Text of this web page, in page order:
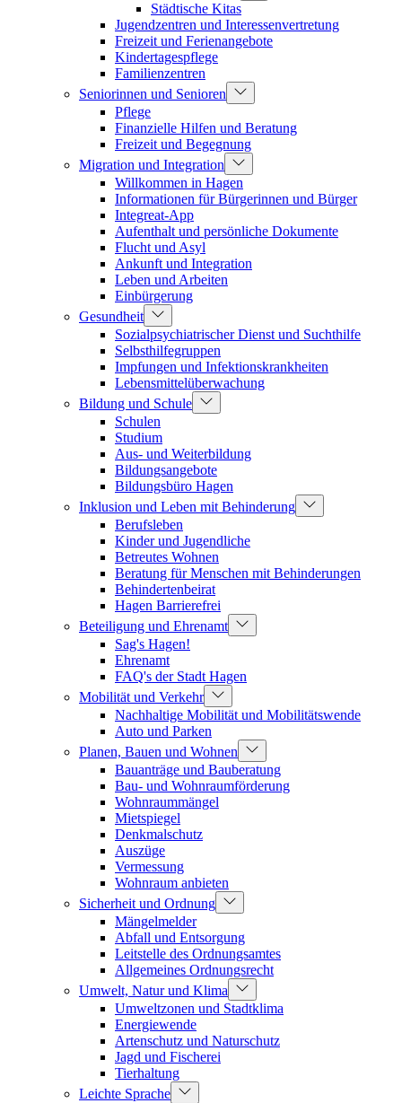
Städtische Kitas
Jugendzentren und Interessenvertretung
Freizeit und Ferienangebote
Kindertagespflege
Familienzentren
Seniorinnen und Senioren
Pflege
Finanzielle Hilfen und Beratung
Freizeit und Begegnung
Migration und Integration
Willkommen in Hagen
Informationen für Bürgerinnen und Bürger
Integreat-App
Aufenthalt und persönliche Dokumente
Flucht und Asyl
Ankunft und Integration
Leben und Arbeiten
Einbürgerung
Gesundheit
Sozialpsychiatrischer Dienst und Suchthilfe
Selbsthilfegruppen
Impfungen und Infektionskrankheiten
Lebensmittelüberwachung
Bildung und Schule
Schulen
Studium
Aus- und Weiterbildung
Bildungsangebote
Bildungsbüro Hagen
Inklusion und Leben mit Behinderung
Berufsleben
Kinder und Jugendliche
Betreutes Wohnen
Beratung für Menschen mit Behinderungen
Behindertenbeirat
Hagen Barrierefrei
Beteiligung und Ehrenamt
Sag's Hagen!
Ehrenamt
FAQ's der Stadt Hagen
Mobilität und Verkehr
Nachhaltige Mobilität und Mobilitätswende
Auto und Parken
Planen, Bauen und Wohnen
Bauanträge und Bauberatung
Bau- und Wohnraumförderung
Wohnraummängel
Mietspiegel
Denkmalschutz
Auszüge
Vermessung
Wohnraum anbieten
Sicherheit und Ordnung
Mängelmelder
Abfall und Entsorgung
Leitstelle des Ordnungsamtes
Allgemeines Ordnungsrecht
Umwelt, Natur und Klima
Umweltzonen und Stadtklima
Energiewende
Artenschutz und Naturschutz
Jagd und Fischerei
Tierhaltung
Leichte Sprache